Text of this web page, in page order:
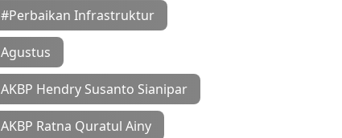
#Perbaikan Infrastruktur
Agustus
AKBP Hendry Susanto Sianipar
AKBP Ratna Quratul Ainy